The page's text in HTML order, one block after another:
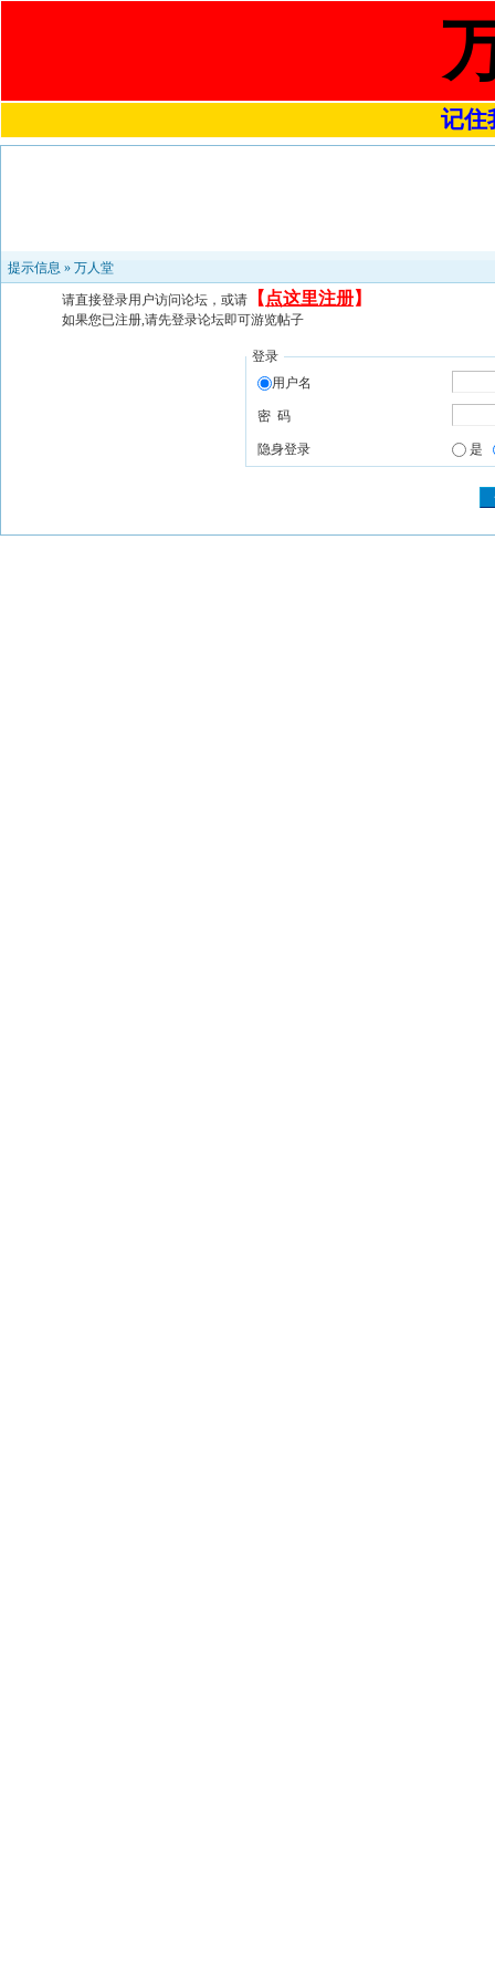
记住
提示信息 » 万人堂
请直接登录用户访问论坛，或请 【 点这里注册】
如果您已注册,请先登录论坛即可游览帖子
登录
用户名
密 码
隐身登录 是